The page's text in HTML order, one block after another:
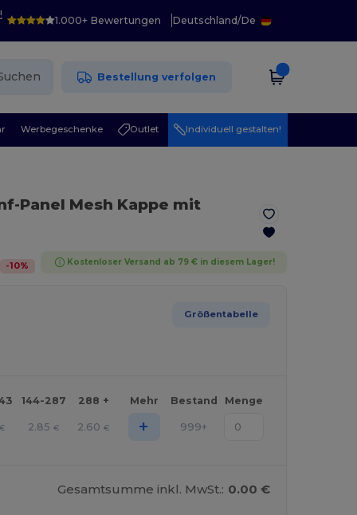
1.000+ Bewertungen Deutschland/De
Bestellung verfolgen
Werbegeschenke Outlet Individuell gestalten!
Panel Mesh Kappe mit
-10% Kostenloser Versand ab 79 € in diesem Lager!
Größentabelle
144-287 288 + Mehr Bestand Menge
€ 2.85 € 2.60 € + 999+
Gesamtsumme inkl. MwSt.: 0.00 €